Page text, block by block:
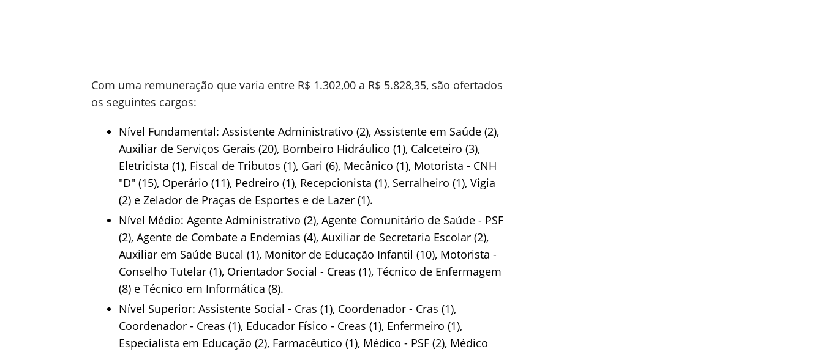
Com uma remuneração que varia entre R$ 1.302,00 a R$ 5.828,35, são ofertados
os seguintes cargos:
Nível Fundamental: Assistente Administrativo (2), Assistente em Saúde (2),
Auxiliar de Serviços Gerais (20), Bombeiro Hidráulico (1), Calceteiro (3),
Eletricista (1), Fiscal de Tributos (1), Gari (6), Mecânico (1), Motorista - CNH
"D" (15), Operário (11), Pedreiro (1), Recepcionista (1), Serralheiro (1), Vigia
(2) e Zelador de Praças de Esportes e de Lazer (1).
Nível Médio: Agente Administrativo (2), Agente Comunitário de Saúde - PSF
(2), Agente de Combate a Endemias (4), Auxiliar de Secretaria Escolar (2),
Auxiliar em Saúde Bucal (1), Monitor de Educação Infantil (10), Motorista -
Conselho Tutelar (1), Orientador Social - Creas (1), Técnico de Enfermagem
(8) e Técnico em Informática (8).
Nível Superior: Assistente Social - Cras (1), Coordenador - Cras (1),
Coordenador - Creas (1), Educador Físico - Creas (1), Enfermeiro (1),
Especialista em Educação (2), Farmacêutico (1), Médico - PSF (2), Médico